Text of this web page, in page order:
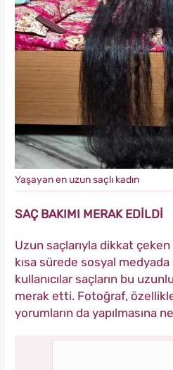
Yaşayan en uzun saçlı kadın
SAÇ BAKIMI MERAK EDİLDİ
Uzun saçlarıyla dikkat çeken
kısa sürede sosyal medyada
kullanıcılar saçların bu
merak etti. Fotoğraf,
yorumların da yapılmasına